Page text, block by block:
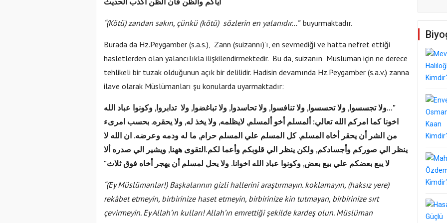
“(Kötü) zandan sakın, çünkü (kötü) sözlerin en yalanıdır…” buyurmaktadır.
Burada da Hz.Peygamber (s.a.s.), Zann (suizannı)’ı, en sevmediği ve hatta nefret ettiği
hasletlerden olan yalancılıkla ilişkilendirmektedir. Bu da, suizanın Müslüman için ne derece
tehlikeli bir tuzak olduğunun açık bir delilidir. Hadisin devamında Hz.Peygamber (s.a.v.) zanna
ilave olarak Müslümanları şu konularda uyarmaktadır:
"...ولا تجسسوا, ولا تحسسوا, ولا تنافسوا, ولا تحاسدوا, ولا تباغضوا, ولا تدابروا, وكونوا عباد الله
اخونا كما امركم الله تعالي: ألمسلم أخو ألمسلم, لايظلمه, ولا يخذ له, ولا يحقره. بحسب امرىء
من الشر أن يحقر أخاه المسلم. كل المسلم علي المسلم حرام, ما له ودمه وعرضه. ان الله لا
ينظر الي صوركم وأجسادكم, ولكن ينظر الي قلوبكم وأعما لكم.التقوى ههنا, ويشير الي صدره ألا
لا يبع بعضكم علي بيع بعض, وكونوا عباد الله اخوانا. ولا يحل لمسلم أن يهجر أخاه فوق ثلاث"
“(Ey Müslümanlar!) Başkalarının gizli hallerini araştırmayın. koklamayın, (haksız yere)
rekâbet etmeyin, birbirinize haset etmeyin, birbirinize kin tutmayan, birbirinize sırt
çevirmeyin. Ey Allah’ın kulları! Allah’ın emrettiği şekilde kardeş olun. Müslüman